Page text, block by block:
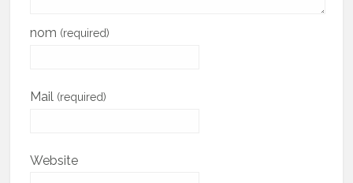
nom (required)
Mail (required)
Website